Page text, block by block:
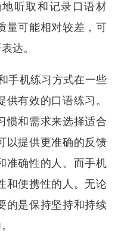
听取和记录口语材
量可能相对较差，可
达。
手机练习方式在一些
有效的口语练习。
惯和需求来选择适合
以提供更准确的反馈
准确性的人。而手机
和便携性的人。无论
的是保持坚持和持续